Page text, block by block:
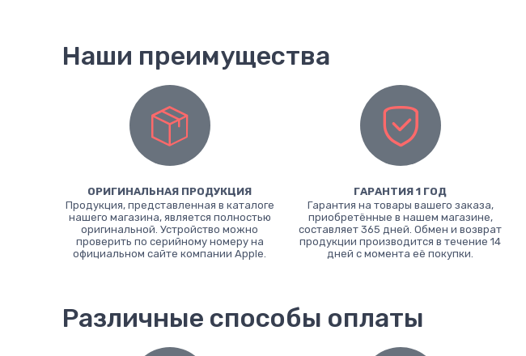
Наши преимущества
ОРИГИНАЛЬНАЯ ПРОДУКЦИЯ
Продукция, представленная в каталоге
нашего магазина, является полностью
оригинальной. Устройство можно
проверить по серийному номеру на
официальном сайте компании Apple.
ГАРАНТИЯ 1 ГОД
Гарантия на товары вашего заказа,
приобретённые в нашем магазине,
составляет 365 дней. Обмен и возврат
продукции производится в течение 14
дней с момента её покупки.
Различные способы оплаты